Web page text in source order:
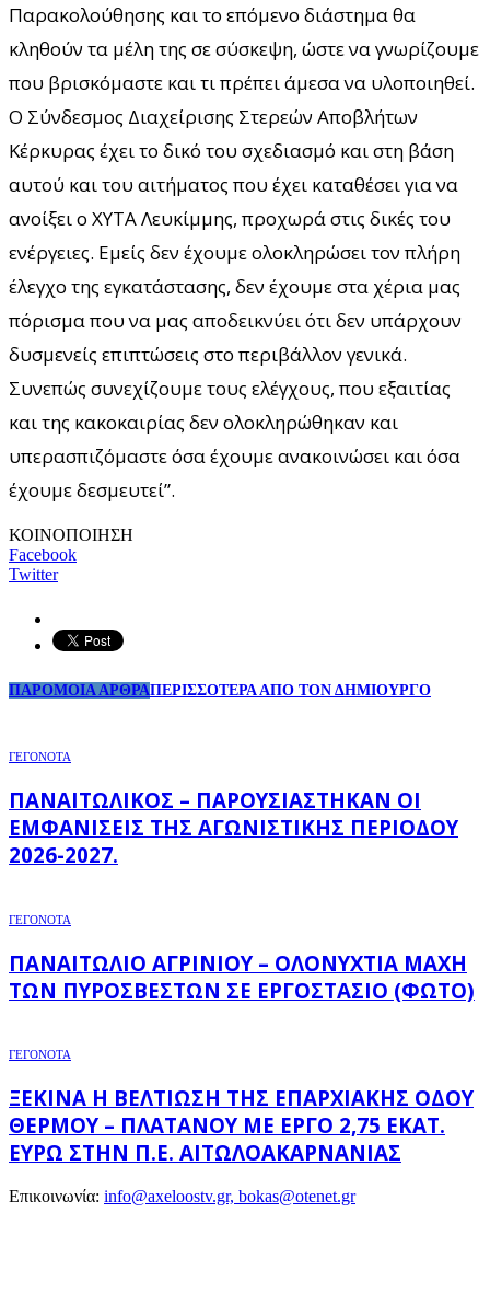
Παρακολούθησης και το επόμενο διάστημα θα
κληθούν τα μέλη της σε σύσκεψη, ώστε να γνωρίζουμε
που βρισκόμαστε και τι πρέπει άμεσα να υλοποιηθεί.
Ο Σύνδεσμος Διαχείρισης Στερεών Αποβλήτων
Κέρκυρας έχει το δικό του σχεδιασμό και στη βάση
αυτού και του αιτήματος που έχει καταθέσει για να
ανοίξει ο ΧΥΤΑ Λευκίμμης, προχωρά στις δικές του
ενέργειες. Εμείς δεν έχουμε ολοκληρώσει τον πλήρη
έλεγχο της εγκατάστασης, δεν έχουμε στα χέρια μας
πόρισμα που να μας αποδεικνύει ότι δεν υπάρχουν
δυσμενείς επιπτώσεις στο περιβάλλον γενικά.
Συνεπώς συνεχίζουμε τους ελέγχους, που εξαιτίας
και της κακοκαιρίας δεν ολοκληρώθηκαν και
υπερασπιζόμαστε όσα έχουμε ανακοινώσει και όσα
έχουμε δεσμευτεί”.
ΚΟΙΝΟΠΟΙΗΣΗ
Facebook
Twitter
ΠΑΡΟΜΟΙΑ ΑΡΘΡΑΠΕΡΙΣΣΟΤΕΡΑ ΑΠΟ ΤΟΝ ΔΗΜΙΟΥΡΓΟ
ΓΕΓΟΝΟΤΑ
ΠΑΝΑΙΤΩΛΙΚΌΣ – ΠΑΡΟΥΣΙΆΣΤΗΚΑΝ ΟΙ
ΕΜΦΑΝΊΣΕΙΣ ΤΗΣ ΑΓΩΝΙΣΤΙΚΉΣ ΠΕΡΙΌΔΟΥ
2026-2027.
ΓΕΓΟΝΟΤΑ
ΠΑΝΑΙΤΏΛΙΟ ΑΓΡΙΝΊΟΥ – ΟΛΟΝΎΧΤΙΑ ΜΆΧΗ
ΤΩΝ ΠΥΡΟΣΒΕΣΤΏΝ ΣΕ ΕΡΓΟΣΤΆΣΙΟ (ΦΩΤΟ)
ΓΕΓΟΝΟΤΑ
ΞΕΚΙΝΆ Η ΒΕΛΤΊΩΣΗ ΤΗΣ ΕΠΑΡΧΙΑΚΉΣ ΟΔΟΎ
ΘΈΡΜΟΥ – ΠΛΑΤΆΝΟΥ ΜΕ ΈΡΓΟ 2,75 ΕΚΑΤ.
ΕΥΡΏ ΣΤΗΝ Π.Ε. ΑΙΤΩΛΟΑΚΑΡΝΑΝΊΑΣ
Επικοινωνία: info@axeloostv.gr, bokas@otenet.gr